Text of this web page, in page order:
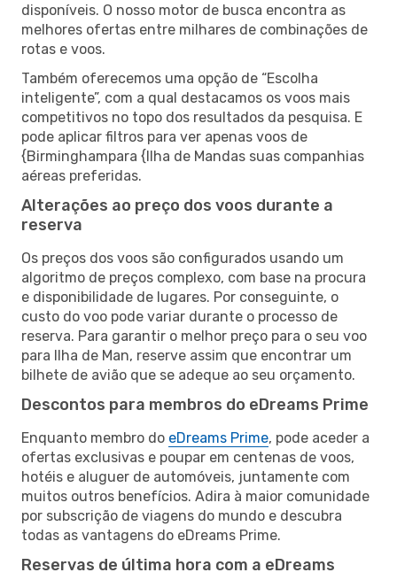
disponíveis. O nosso motor de busca encontra as
melhores ofertas entre milhares de combinações de
rotas e voos.
Também oferecemos uma opção de “Escolha
inteligente”, com a qual destacamos os voos mais
competitivos no topo dos resultados da pesquisa. E
pode aplicar filtros para ver apenas voos de
{Birminghampara {Ilha de Mandas suas companhias
aéreas preferidas.
Alterações ao preço dos voos durante a
reserva
Os preços dos voos são configurados usando um
algoritmo de preços complexo, com base na procura
e disponibilidade de lugares. Por conseguinte, o
custo do voo pode variar durante o processo de
reserva. Para garantir o melhor preço para o seu voo
para Ilha de Man, reserve assim que encontrar um
bilhete de avião que se adeque ao seu orçamento.
Descontos para membros do eDreams Prime
Enquanto membro do eDreams Prime, pode aceder a
ofertas exclusivas e poupar em centenas de voos,
hotéis e aluguer de automóveis, juntamente com
muitos outros benefícios. Adira à maior comunidade
por subscrição de viagens do mundo e descubra
todas as vantagens do eDreams Prime.
Reservas de última hora com a eDreams